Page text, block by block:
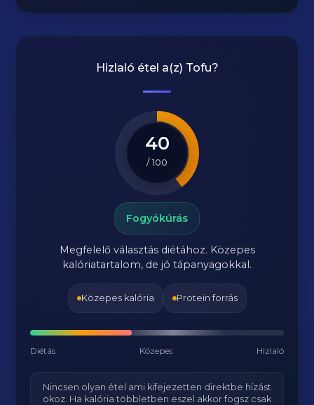
Hizlaló étel a(z) Tofu?
40
/ 100
Fogyókúrás
Megfelelő választás diétához. Közepes
kalóriatartalom, de jó tápanyagokkal.
Közepes kalória Protein forrás
Diétás Közepes Hizlaló
Nincsen olyan étel ami kifejezetten direktbe hízást
okoz. Ha kalória többletben eszel akkor fogsz csak